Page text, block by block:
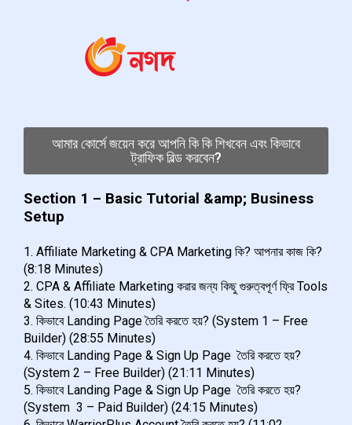
আমার কোর্সে জয়েন করে আপনি কি কি শিখবেন এবং কিভাবে
ট্রাফিক বিল্ড করবেন?
Section 1 – Basic Tutorial &amp; Business
Setup
1. Affiliate Marketing & CPA Marketing কি? আপনার কাজ কি?
(8:18 Minutes)
2. CPA & Affiliate Marketing করার জন্য কিছু গুরুত্বপূর্ণ ফ্রি Tools
& Sites. (10:43 Minutes)
3. কিভাবে Landing Page তৈরি করতে হয়? (System 1 – Free
Builder) (28:55 Minutes)
4. কিভাবে Landing Page & Sign Up Page তৈরি করতে হয়?
(System 2 – Free Builder) (21:11 Minutes)
5. কিভাবে Landing Page & Sign Up Page তৈরি করতে হয়?
(System 3 – Paid Builder) (24:15 Minutes)